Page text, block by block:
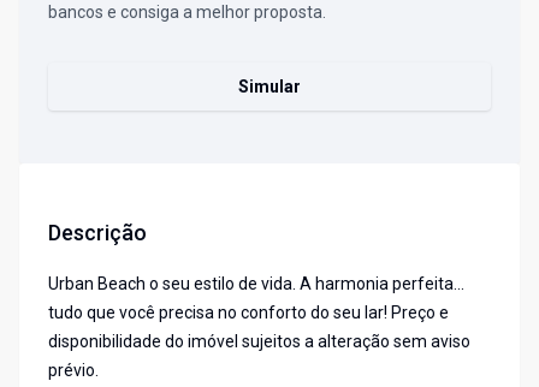
bancos e consiga a melhor proposta.
Simular
Descrição
Urban Beach o seu estilo de vida. A harmonia perfeita...
tudo que você precisa no conforto do seu lar! Preço e
disponibilidade do imóvel sujeitos a alteração sem aviso
prévio.